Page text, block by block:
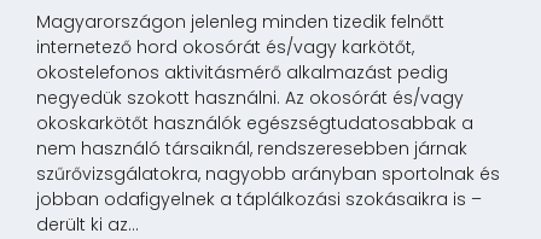
Magyarországon jelenleg minden tizedik felnőtt
internetező hord okosórát és/vagy karkötőt,
okostelefonos aktivitásmérő alkalmazást pedig
negyedük szokott használni. Az okosórát és/vagy
okoskarkötőt használók egészségtudatosabbak a
nem használó társaiknál, rendszeresebben járnak
szűrővizsgálatokra, nagyobb arányban sportolnak és
jobban odafigyelnek a táplálkozási szokásaikra is –
derült ki az...